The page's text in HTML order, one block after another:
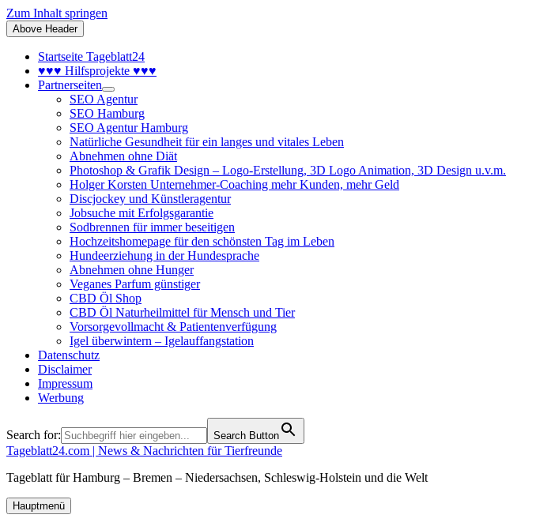
Zum Inhalt springen
Above Header
Startseite Tageblatt24
♥♥♥ Hilfsprojekte ♥♥♥
Partnerseiten
SEO Agentur
SEO Hamburg
SEO Agentur Hamburg
Natürliche Gesundheit für ein langes und vitales Leben
Abnehmen ohne Diät
Photoshop & Grafik Design – Logo-Erstellung, 3D Logo Animation, 3D Design u.v.m.
Holger Korsten Unternehmer-Coaching mehr Kunden, mehr Geld
Discjockey und Künstleragentur
Jobsuche mit Erfolgsgarantie
Sodbrennen für immer beseitigen
Hochzeitshomepage für den schönsten Tag im Leben
Hundeerziehung in der Hundesprache
Abnehmen ohne Hunger
Veganes Parfum günstiger
CBD Öl Shop
CBD Öl Naturheilmittel für Mensch und Tier
Vorsorgevollmacht & Patientenverfügung
Igel überwintern – Igelauffangstation
Datenschutz
Disclaimer
Impressum
Werbung
Search for: Search Button
Tageblatt24.com | News & Nachrichten für Tierfreunde
Tageblatt für Hamburg – Bremen – Niedersachsen, Schleswig-Holstein und die Welt
Hauptmenü